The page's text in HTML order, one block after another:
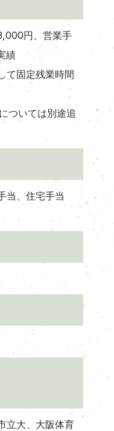
円、営業手
績
て固定残業時間
ついては別途追
当、住宅手当
立大、大阪体育